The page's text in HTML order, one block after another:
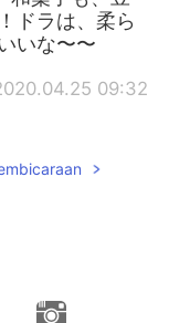
ドラは、柔ら
いな〜〜
09:32
んもいつもあ